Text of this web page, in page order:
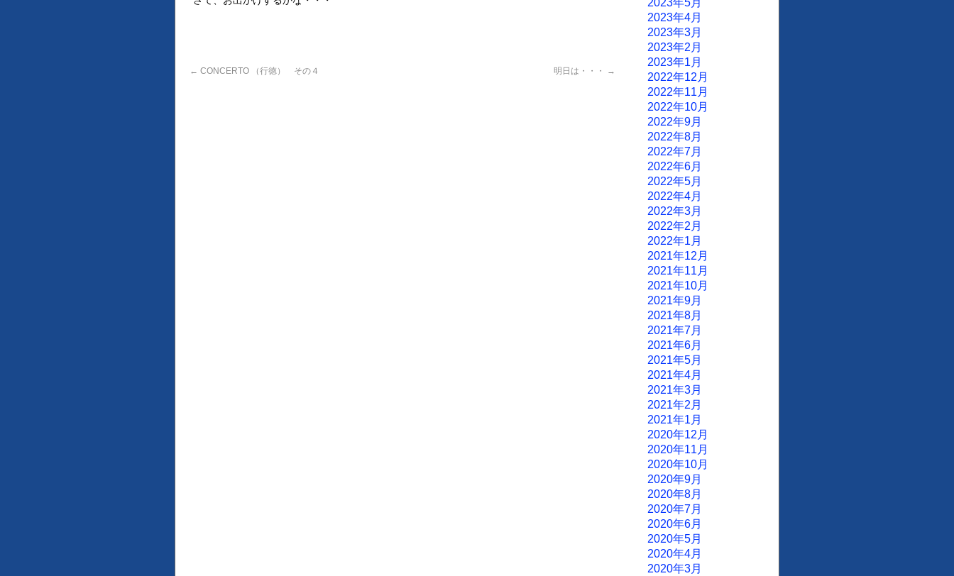
← CONCERTO （行徳） その４ 明日は・・・ →
2023年5月
2023年4月
2023年3月
2023年2月
2023年1月
2022年12月
2022年11月
2022年10月
2022年9月
2022年8月
2022年7月
2022年6月
2022年5月
2022年4月
2022年3月
2022年2月
2022年1月
2021年12月
2021年11月
2021年10月
2021年9月
2021年8月
2021年7月
2021年6月
2021年5月
2021年4月
2021年3月
2021年2月
2021年1月
2020年12月
2020年11月
2020年10月
2020年9月
2020年8月
2020年7月
2020年6月
2020年5月
2020年4月
2020年3月